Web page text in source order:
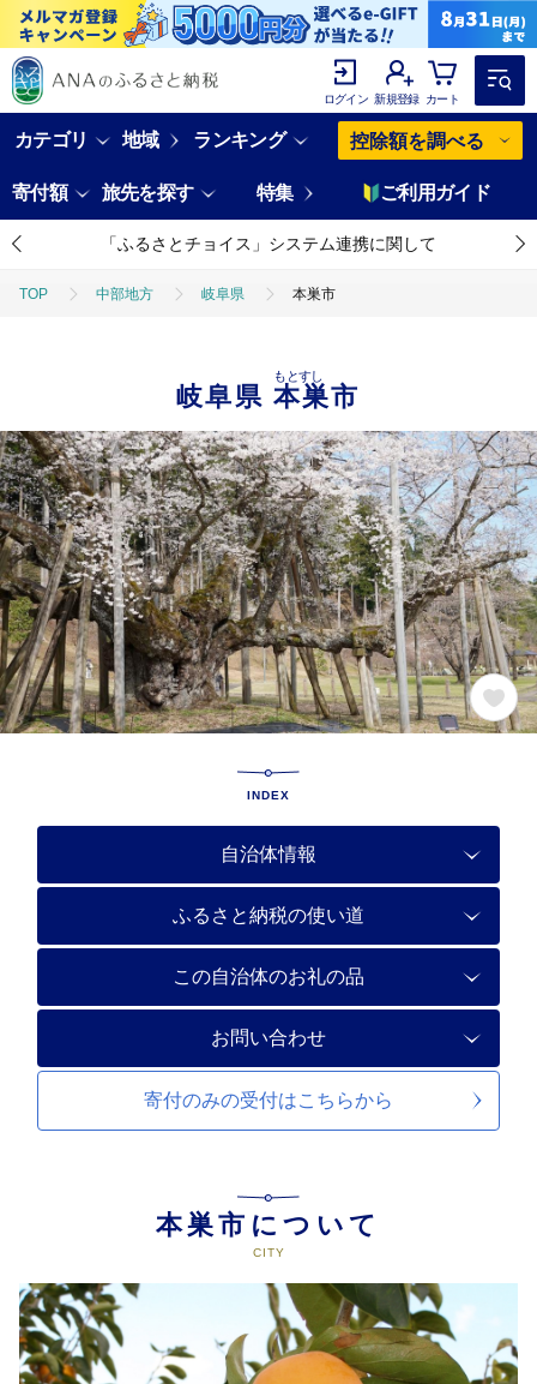
ログイン 新規登録 カート
カテゴリ 地域 ランキング 控除額を調べる
寄付額 旅先を探す 特集 ご利用ガイド
「ふるさとチョイス」システム連携に関して
TOP 中部地方 岐阜県 本巣市
岐阜県本巣市
もとすし
INDEX
自治体情報
ふるさと納税の使い道
この自治体のお礼の品
お問い合わせ
寄付のみの受付はこちらから
本巣市について